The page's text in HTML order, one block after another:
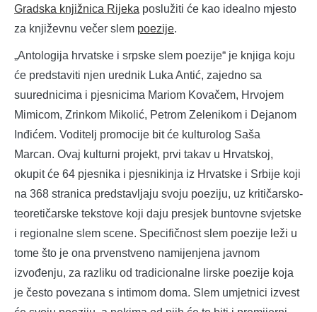
Gradska knjižnica Rijeka poslužiti će kao idealno mjesto
za književnu večer slem poezije.
„Antologija hrvatske i srpske slem poezije“ je knjiga koju
će predstaviti njen urednik Luka Antić, zajedno sa
suurednicima i pjesnicima Mariom Kovačem, Hrvojem
Mimicom, Zrinkom Mikolić, Petrom Zelenikom i Dejanom
Inđićem. Voditelj promocije bit će kulturolog Saša
Marcan. Ovaj kulturni projekt, prvi takav u Hrvatskoj,
okupit će 64 pjesnika i pjesnikinja iz Hrvatske i Srbije koji
na 368 stranica predstavljaju svoju poeziju, uz kritičarsko-
teoretičarske tekstove koji daju presjek buntovne svjetske
i regionalne slem scene. Specifičnost slem poezije leži u
tome što je ona prvenstveno namijenjena javnom
izvođenju, za razliku od tradicionalne lirske poezije koja
je često povezana s intimom doma. Slem umjetnici izvest